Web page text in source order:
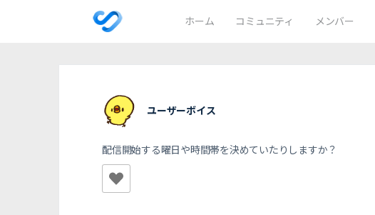
ホーム コミュニティ メンバー
ユーザーボイス
配信開始する曜日や時間帯を決めていたりしますか？